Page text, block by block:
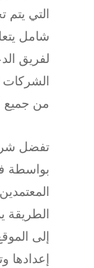
التي
شامل
لفريق
الشركات
من جميع
الطريقة
إلى
إعدادها